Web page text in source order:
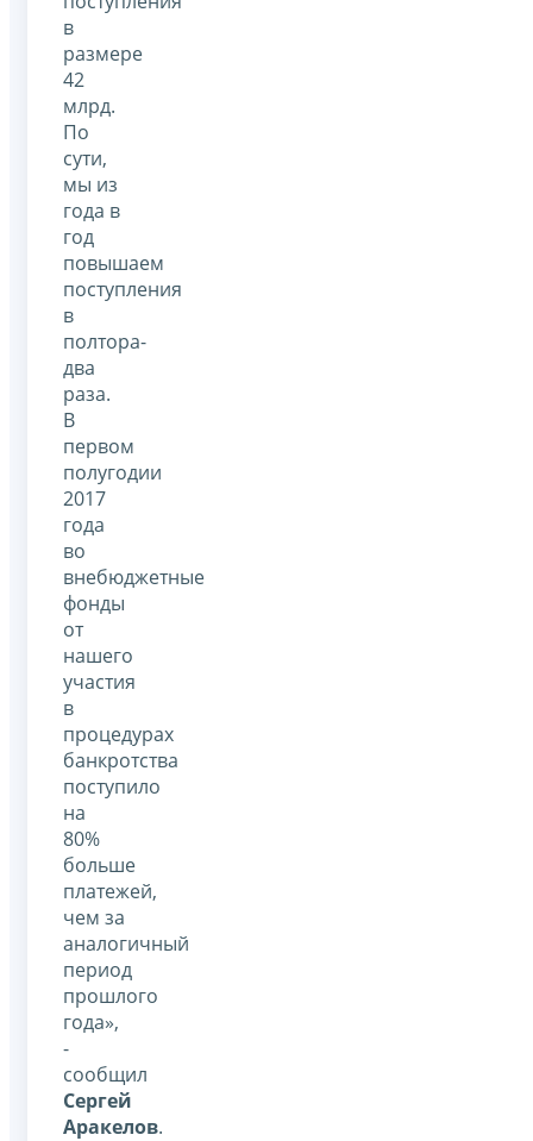
в
размере
42
млрд.
По
сути,
мы из
года в
год
повышаем
поступления
в
полтора-
два
раза.
В
первом
полугодии
2017
года
во
внебюджетные
фонды
от
нашего
участия
в
процедурах
банкротства
поступило
на
80%
больше
платежей,
чем за
аналогичный
период
прошлого
года»,
-
сообщил
Сергей
Аракелов.